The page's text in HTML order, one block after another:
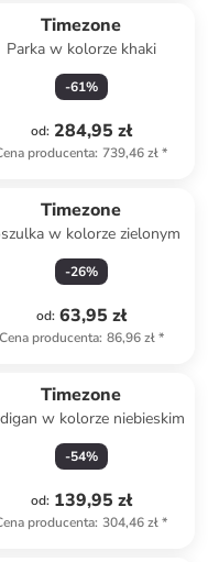
Timezone
Parka w kolorze khaki
-61%
od: 284,95 zł
producenta: 739,46 zł*
Timezone
w kolorze zielonym
-26%
od: 63,95 zł
Cena producenta: 86,96 zł*
Timezone
w kolorze niebieskim
-54%
od: 139,95 zł
producenta: 304,46 zł*